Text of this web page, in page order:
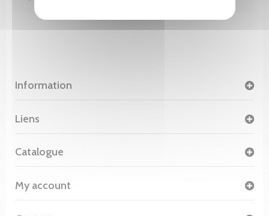
Information
Liens
Catalogue
My account